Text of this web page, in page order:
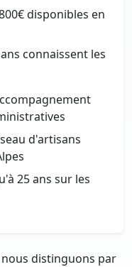
disponibles en
connaissent les
d'artisans
25 ans sur les
nous distinguons par